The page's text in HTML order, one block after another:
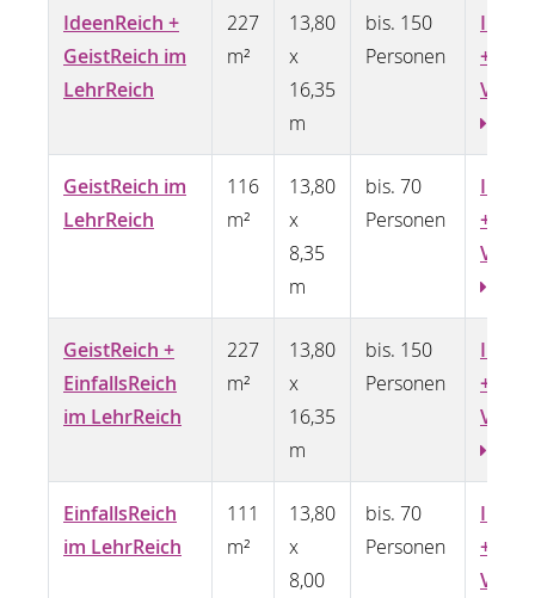
IdeenReich +
GeistReich im
LehrReich
227
m²
13,80
x
16,35
m
bis. 150
Personen
Infos
+
Video
GeistReich im
LehrReich
116
m²
13,80
x
8,35
m
bis. 70
Personen
Infos
+
Video
GeistReich +
EinfallsReich
im LehrReich
227
m²
13,80
x
16,35
m
bis. 150
Personen
Infos
+
Video
EinfallsReich
im LehrReich
111
m²
13,80
x
8,00
bis. 70
Personen
Infos
+
Video